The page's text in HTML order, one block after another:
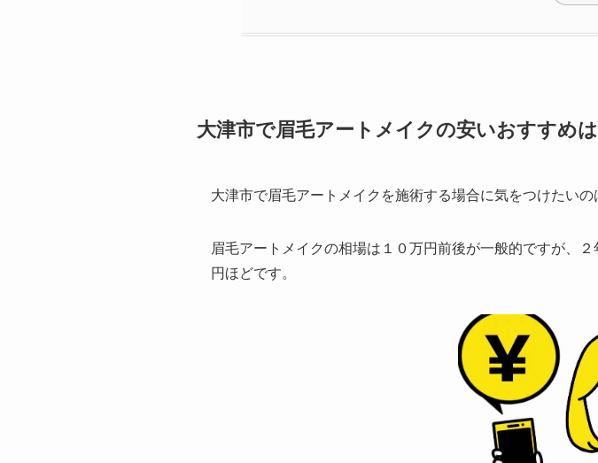
大津市で眉毛アートメイクの安いおすすめは
大津市で眉毛アートメイクを施術する場合に気をつけたいの
眉毛アートメイクの相場は１０万円前後が一般的ですが、
円ほどです。